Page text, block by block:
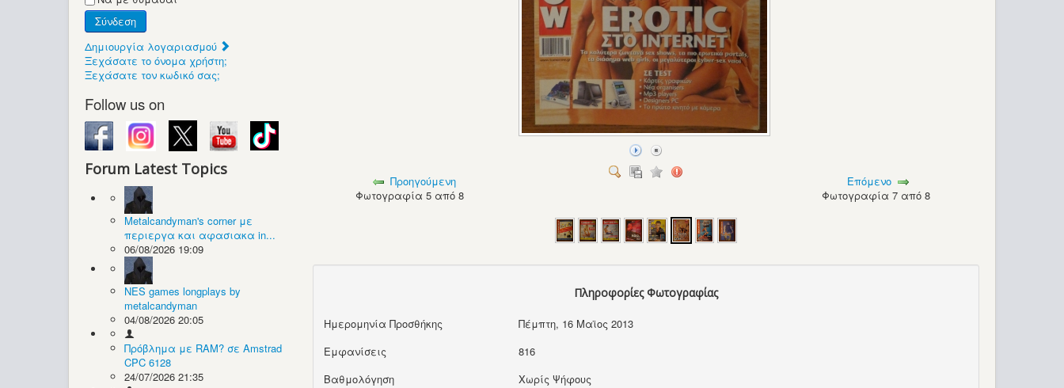
Σύνδεση
Δημιουργία λογαριασμού
Ξεχάσατε το όνομα χρήστη;
Ξεχάσατε τον κωδικό σας;
Follow us on
Forum Latest Topics
Metalcandyman's corner με
περιεργα και αφασιακα in...
06/08/2026 19:09
NES games longplays by
metalcandyman
04/08/2026 20:05
Πρόβλημα με RAM? σε Amstrad
CPC 6128
24/07/2026 21:35
Προηγούμενη
Φωτογραφία 5 από 8
Επόμενο
Φωτογραφία 7 από 8
Πληροφορίες Φωτογραφίας
Ημερομηνία Προσθήκης
Πέμπτη, 16 Μαϊος 2013
Εμφανίσεις
816
Βαθμολόγηση
Χωρίς Ψήφους